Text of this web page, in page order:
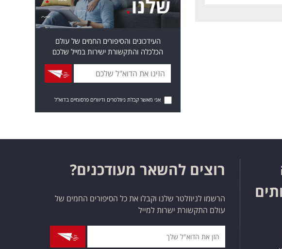
העידכונים והסיפורים החמים של עולם
הכלכלה והתקשורת ישירות במייל שלכם
אני מאשר קבלת ניוזלטרים ודיוורים פרסומיים בדוא"ל
רוצים להשאר מעודכנים?
הרשמו לניוזלטר שלנו וקבלו את כל הסיפורים החמים של
עולם התקשורת ישרות למייל